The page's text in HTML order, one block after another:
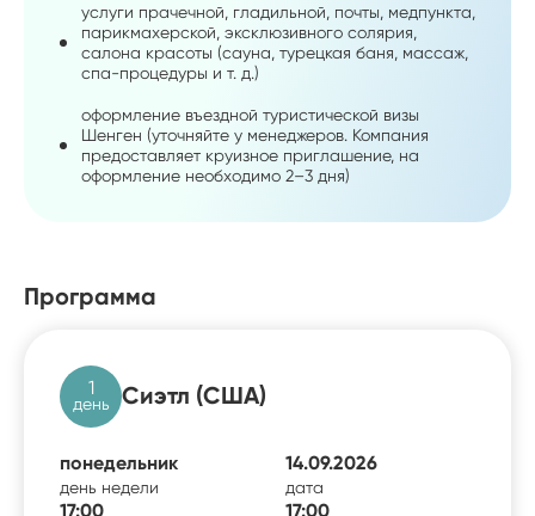
услуги прачечной, гладильной, почты, медпункта,
парикмахерской, эксклюзивного солярия,
салона красоты (сауна, турецкая баня, массаж,
спа-процедуры и т. д.)
оформление въездной туристической визы
Шенген (уточняйте у менеджеров. Компания
предоставляет круизное приглашение, на
оформление необходимо 2–3 дня)
Программа
1
день Сиэтл (США)
понедельник
день недели
14.09.2026
дата
17:00 17:00